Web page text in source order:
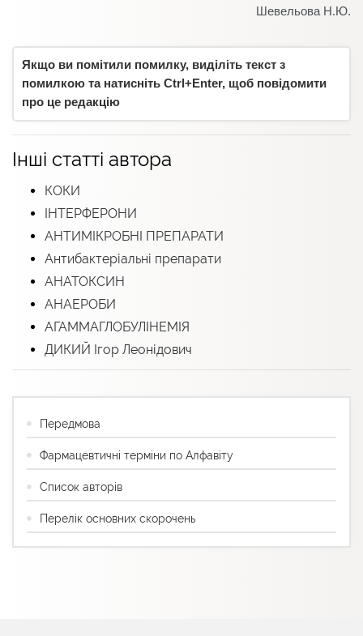
Шевельова Н.Ю.
Якщо ви помітили помилку, виділіть текст з
помилкою та натисніть Ctrl+Enter, щоб повідомити
про це редакцію
Інші статті автора
КОКИ
ІНТЕРФЕРОНИ
АНТИМІКРОБНІ ПРЕПАРАТИ
Антибактеріальні препарати
АНАТОКСИН
АНАЕРОБИ
АГАММАГЛОБУЛІНЕМІЯ
ДИКИЙ Ігор Леонідович
Передмова
Фармацевтичні терміни по Алфавіту
Список авторів
Перелік основних скорочень